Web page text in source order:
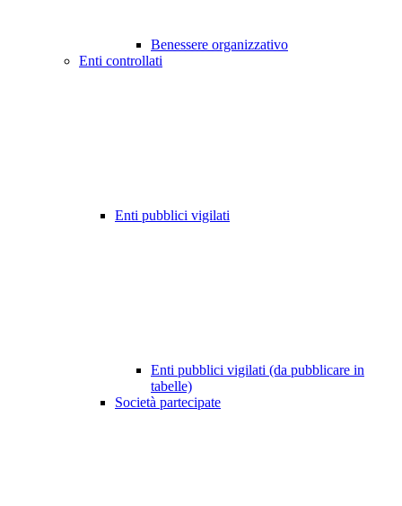
Benessere organizzativo
Enti controllati
Enti pubblici vigilati
Enti pubblici vigilati (da pubblicare in
tabelle)
Società partecipate